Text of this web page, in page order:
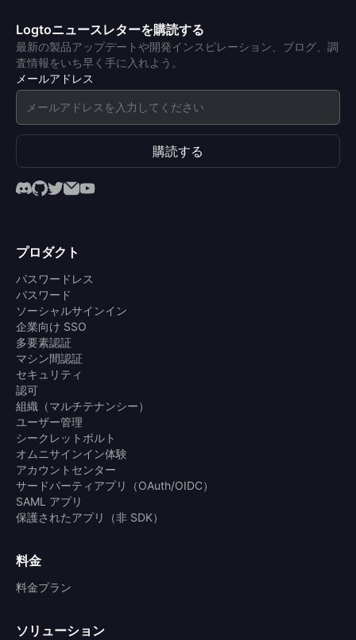
Logtoニュースレターを購読する
最新の製品アップデートや開発インスピレーション、ブログ、調
査情報をいち早く手に入れよう。
メールアドレス
購読する
プロダクト
パスワードレス
パスワード
ソーシャルサインイン
企業向け SSO
多要素認証
マシン間認証
セキュリティ
認可
組織（マルチテナンシー）
ユーザー管理
シークレットボルト
オムニサインイン体験
アカウントセンター
サードパーティアプリ（OAuth/OIDC）
SAML アプリ
保護されたアプリ（非 SDK）
料金
料金プラン
ソリューション